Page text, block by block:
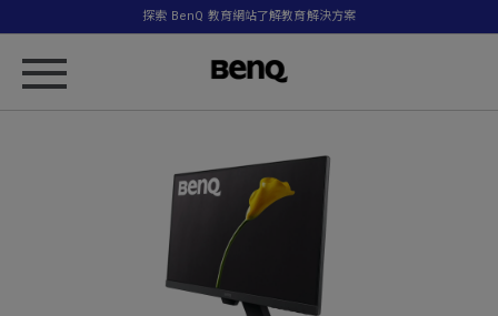
探索 BenQ 教育網站了解教育解決方案